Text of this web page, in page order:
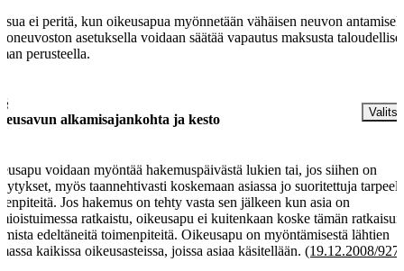
ei peritä, kun oikeusapua myönnetään vähäisen neuvon
asetuksella voidaan säätää vapautus maksusta
perusteella.
alkamisajankohta ja kesto
voidaan myöntää hakemuspäivästä lukien tai, jos siihen on
myös taannehtivasti koskemaan asiassa jo suoritettuja
Jos hakemus on tehty vasta sen jälkeen kun asia on
ratkaistu, oikeusapu ei kuitenkaan koske tämän ratkaisun
edeltäneitä toimenpiteitä. Oikeusapu on myöntämisestä lähtien
kaikissa oikeusasteissa, joissa asiaa käsitellään. (19.12.2008/927)